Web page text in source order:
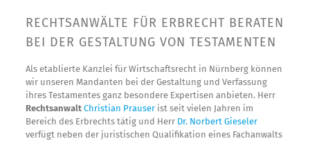
RECHTSANWÄLTE FÜR ERBRECHT BERATEN
BEI DER GESTALTUNG VON TESTAMENTEN
Als etablierte Kanzlei für Wirtschaftsrecht in Nürnberg können
wir unseren Mandanten bei der Gestaltung und Verfassung
ihres Testamentes ganz besondere Expertisen anbieten. Herr
Rechtsanwalt Christian Prauserist seit vielen Jahren im
Bereich des Erbrechts tätig und Herr Dr. Norbert Gieseler
verfügt neben der juristischen Qualifikation eines Fachanwalts